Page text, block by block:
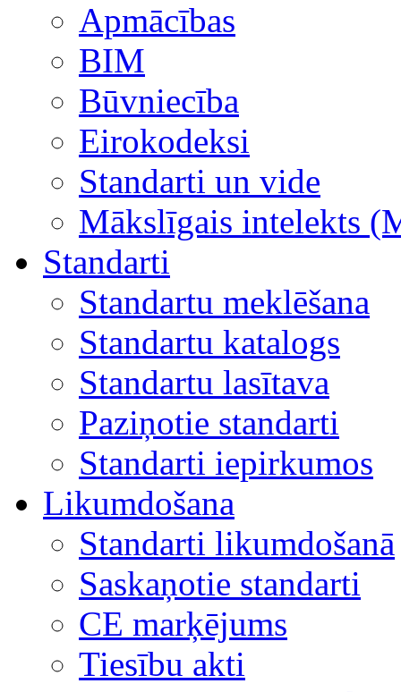
Apmācības
BIM
Būvniecība
Eirokodeksi
Standarti un vide
Mākslīgais intelekts
Standarti
Standartu meklēšana
Standartu katalogs
Standartu lasītava
Paziņotie standarti
Standarti iepirkumos
Likumdošana
Standarti likumdošanā
Saskaņotie standarti
CE marķējums
Tiesību akti